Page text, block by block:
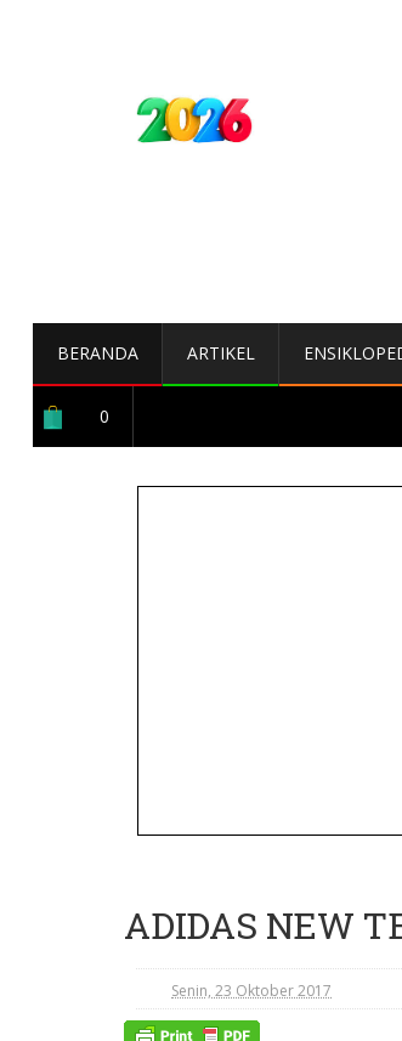
BERANDA ARTIKEL
0
ADIDAS NEW
Senin, 23 Oktober 2017